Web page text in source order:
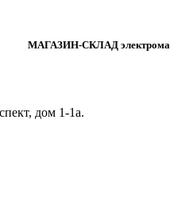
МАГАЗИН-СКЛАД
дом 1‑1а.